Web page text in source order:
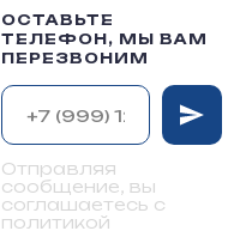
ОСТАВЬТЕ
ТЕЛЕФОН, МЫ ВАМ
ПЕРЕЗВОНИМ
Отправляя
сообщение, вы
соглашаетесь с
политикой